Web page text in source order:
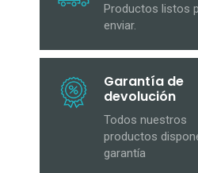
Productos listos
enviar.
Garantía de
devolución
Todos nuestros
productos
garantía